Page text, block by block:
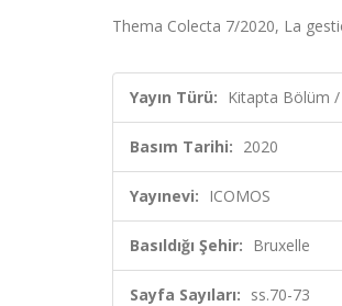
Thema Colecta 7/2020, La
Yayın Türü: Kitapta Bölüm /
Basım Tarihi: 2020
Yayınevi: ICOMOS
Basıldığı Şehir: Bruxelle
Sayfa Sayıları: ss.70-73